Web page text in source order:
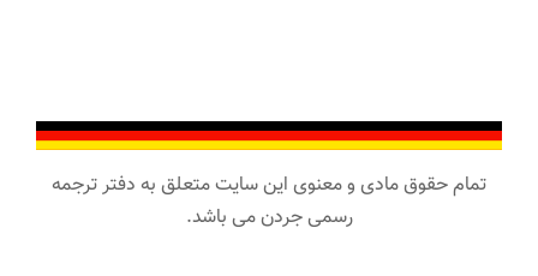
تمام حقوق مادی و معنوی این سایت متعلق به دفتر ترجمه
رسمی جردن می باشد.